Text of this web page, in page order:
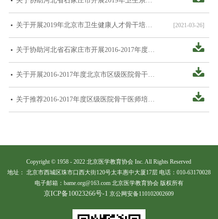
关于开展2019年北京市卫生健康人才骨干培训工作的通知 [2021-03-26]
关于协助河北省石家庄市开展2016-2017年度卫生系统中青年学科骨干医师培训的通知
关于开展2016-2017年度北京市区级医院骨干医师培养工作的通知
关于推荐2016-2017年度区级医院骨干医师培训项目学员的通知
Copyright © 1958 - 2022 北京医学教育协会 Inc. All Rights Reserved
地址： 北京市西城区珠市口西大街120号太丰惠中大厦17层 电话：010-63170028
电子邮箱：bame.org@163.com 北京医学教育协会 版权所有
京ICP备10023266号-1 京公网安备110102002609